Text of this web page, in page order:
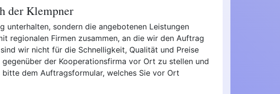
der Klempner
unterhalten, sondern die angebotenen Leistungen
regionalen Firmen zusammen, an die wir den Auftrag
wir nicht für die Schnelligkeit, Qualität und Preise
der Kooperationsfirma vor Ort zu stellen und
dem Auftragsformular, welches Sie vor Ort